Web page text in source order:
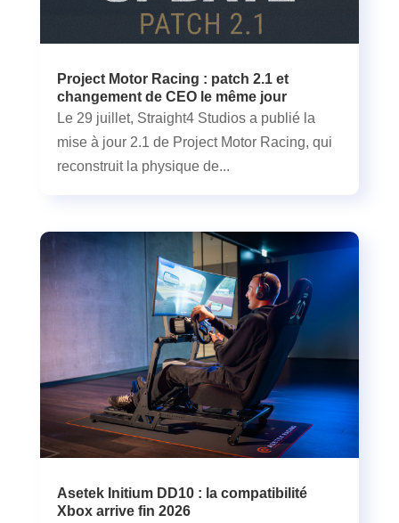
Project Motor Racing : patch 2.1 et
changement de CEO le même jour
Le 29 juillet, Straight4 Studios a publié la
mise à jour 2.1 de Project Motor Racing, qui
reconstruit la physique de...
Asetek Initium DD10 : la compatibilité
Xbox arrive fin 2026